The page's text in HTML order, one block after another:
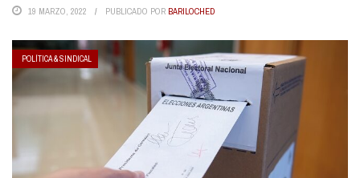
19 MARZO, 2022 PUBLICADO POR BARILOCHED
POLÍTICA & SINDICAL